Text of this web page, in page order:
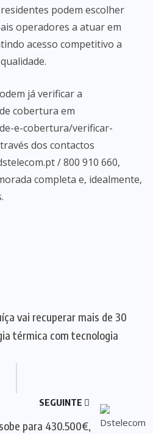
podem escolher
operadores a atuar em
acesso competitivo a
já verificar a
cobertura em
e-cobertura/verificar-
dos contactos
/ 800 910 660,
completa e, idealmente,
vai recuperar mais de 30
térmica com tecnologia
SEGUINTE
para 430.500€,